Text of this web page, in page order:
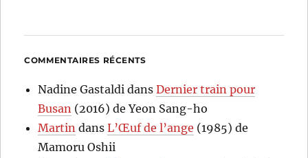
COMMENTAIRES RÉCENTS
Nadine Gastaldi dansDernier train pour
Busan (2016) de Yeon Sang-ho
Martin dansL’Œuf de l’ange (1985) de
Mamoru Oshii